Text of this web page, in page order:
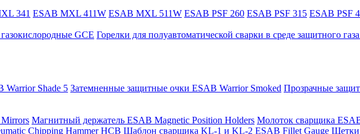
341 ESAB MXL 411W ESAB MXL 511W ESAB PSF 260 ESAB PSF 315 ESAB PSF
GCE Горелки для полуавтоматической сварки в среде защитного
Warrior Shade 5 Затемненные защитные очки ESAB Warrior Smoked Прозрачные
Магнитный держатель ESAB Magnetic Position Holders Молоток сварщика
Chipping Hammer HCB Шаблон сварщика KL-1 и KL-2 ESAB Fillet Gauge Щетки